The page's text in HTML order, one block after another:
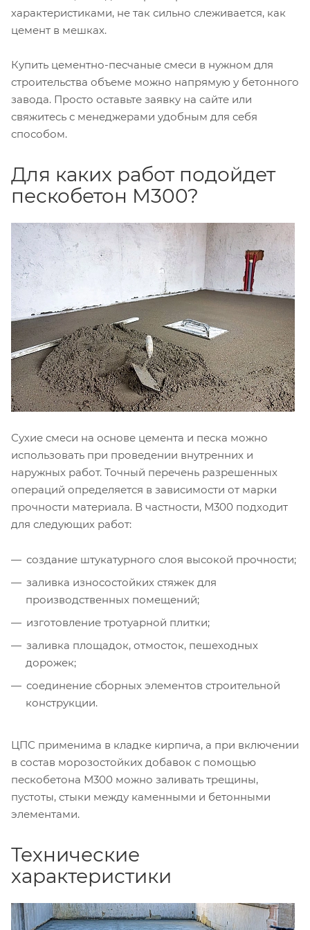
характеристиками, не так сильно слеживается, как
цемент в мешках.
Купить цементно-песчаные смеси в нужном для
строительства объеме можно напрямую у бетонного
завода. Просто оставьте заявку на сайте или
свяжитесь с менеджерами удобным для себя
способом.
Для каких работ подойдет
пескобетон М300?
Сухие смеси на основе цемента и песка можно
использовать при проведении внутренних и
наружных работ. Точный перечень разрешенных
операций определяется в зависимости от марки
прочности материала. В частности, М300 подходит
для следующих работ:
создание штукатурного слоя высокой прочности;
заливка износостойких стяжек для
производственных помещений;
изготовление тротуарной плитки;
заливка площадок, отмосток, пешеходных
дорожек;
соединение сборных элементов строительной
конструкции.
ЦПС применима в кладке кирпича, а при включении
в состав морозостойких добавок с помощью
пескобетона М300 можно заливать трещины,
пустоты, стыки между каменными и бетонными
элементами.
Технические
характеристики